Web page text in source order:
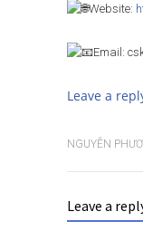
Website:
Email:
Leave a
NGUYỄN
Leave a